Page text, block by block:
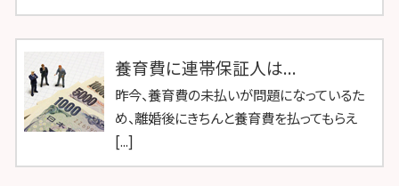
養育費に連帯保証人は...
昨今、養育費の未払いが問題になっているた
め、離婚後にきちんと養育費を払ってもらえ
[...]